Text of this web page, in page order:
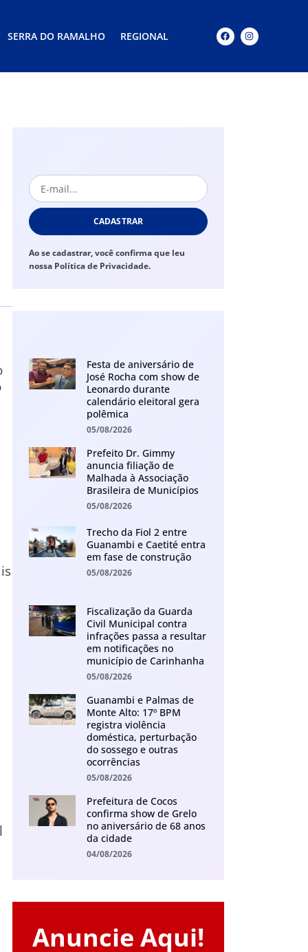
SERRA DO RAMALHO REGIONAL
CADASTRAR
Ao se cadastrar, você confirma que leu
nossa Política de Privacidade.
Festa de aniversário de
José Rocha com show de
Leonardo durante
calendário eleitoral gera
polêmica
05/08/2026
Prefeito Dr. Gimmy
anuncia filiação de
Malhada à Associação
Brasileira de Municípios
05/08/2026
Trecho da Fiol 2 entre
Guanambi e Caetité entra
em fase de construção
05/08/2026
Fiscalização da Guarda
Civil Municipal contra
infrações passa a resultar
em notificações no
município de Carinhanha
05/08/2026
Guanambi e Palmas de
Monte Alto: 17º BPM
registra violência
doméstica, perturbação
do sossego e outras
ocorrências
05/08/2026
Prefeitura de Cocos
confirma show de Grelo
no aniversário de 68 anos
da cidade
04/08/2026
Anuncie Aqui!